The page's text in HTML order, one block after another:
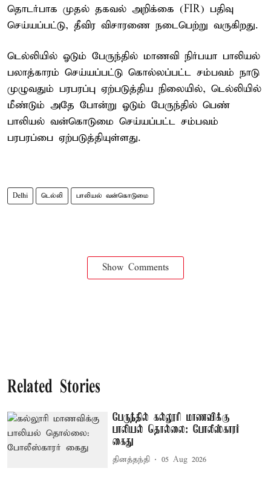
தொடர்பாக முதல் தகவல் அறிக்கை (FIR) பதிவு
செய்யப்பட்டு, தீவிர விசாரணை நடைபெற்று வருகிறது.
டெல்லியில் ஓடும் பேருந்தில் மாணவி நிர்பயா பாலியல்
பலாத்காரம் செய்யப்பட்டு கொல்லப்பட்ட சம்பவம் நாடு
முழுவதும் பரபரப்பு ஏற்படுத்திய நிலையில், டெல்லியில்
மீண்டும் அதே போன்று ஓடும் பேருந்தில் பெண்
பாலியல் வன்கொடுமை செய்யப்பட்ட சம்பவம்
பரபரப்பை ஏற்படுத்தியுள்ளது.
Delhi டெல்லி பாலியல் வன்கொடுமை
Show Comments
Related Stories
பேருந்தில் கல்லூரி மாணவிக்கு
பாலியல் தொல்லை: போலீஸ்காரர்
கைது
தினத்தந்தி 05 Aug 2026